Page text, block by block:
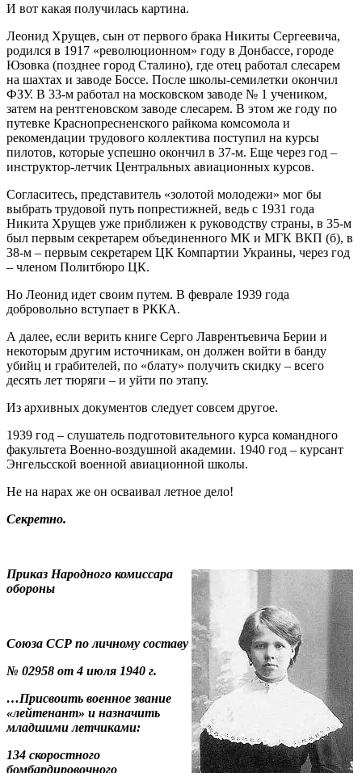
И вот какая получилась картина.
Леонид Хрущев, сын от первого брака Никиты Сергеевича,
родился в 1917 «революционном» году в Донбассе, городе
Юзовка (позднее город Сталино), где отец работал слесарем
на шахтах и заводе Боссе. После школы-семилетки окончил
ФЗУ. В 33-м работал на московском заводе № 1 учеником,
затем на рентгеновском заводе слесарем. В этом же году по
путевке Краснопресненского райкома комсомола и
рекомендации трудового коллектива поступил на курсы
пилотов, которые успешно окончил в 37-м. Еще через год –
инструктор-летчик Центральных авиационных курсов.
Согласитесь, представитель «золотой молодежи» мог бы
выбрать трудовой путь попрестижней, ведь с 1931 года
Никита Хрущев уже приближен к руководству страны, в 35-м
был первым секретарем объединенного МК и МГК ВКП (б), в
38-м – первым секретарем ЦК Компартии Украины, через год
– членом Политбюро ЦК.
Но Леонид идет своим путем. В феврале 1939 года
добровольно вступает в РККА.
А далее, если верить книге Серго Лаврентьевича Берии и
некоторым другим источникам, он должен войти в банду
убийц и грабителей, по «блату» получить скидку – всего
десять лет тюряги – и уйти по этапу.
Из архивных документов следует совсем другое.
1939 год – слушатель подготовительного курса командного
факультета Военно-воздушной академии. 1940 год – курсант
Энгельсской военной авиационной школы.
Не на нарах же он осваивал летное дело!
Секретно.
Приказ Народного комиссара
обороны
Союза ССР по личному составу
№ 02958 от 4 июля 1940 г.
…Присвоить военное звание
«лейтенант» и назначить
младшими летчиками:
134 скоростного
бомбардировочного